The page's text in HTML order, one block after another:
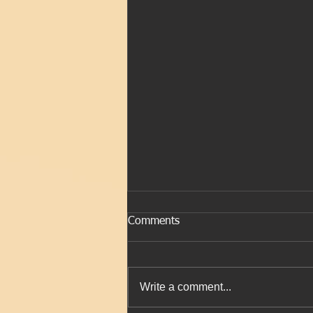
環境の変更
Comments
Write a comment...